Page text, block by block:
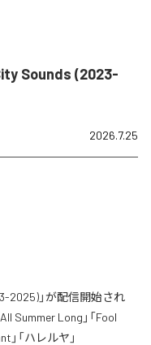
Sounds (2023-
2026.7.25
2025)」が配信開始され
Summer Long」「Fool
」「ハレルヤ」